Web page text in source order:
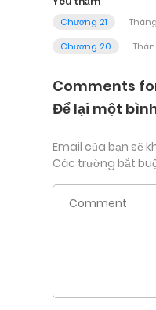
Chương 21
Chương 20
Comments
Để lại một
Email của bạn sẽ
Các trường bắt